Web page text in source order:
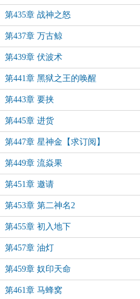
第435章 战神之怒
第437章 万古鲸
第439章 伏波术
第441章 黑狱之王的唤醒
第443章 要挟
第445章 进货
第447章 星神金【求订阅】
第449章 流焱果
第451章 邀请
第453章 第二神名2
第455章 初入地下
第457章 油灯
第459章 奴印天命
第461章 马蜂窝